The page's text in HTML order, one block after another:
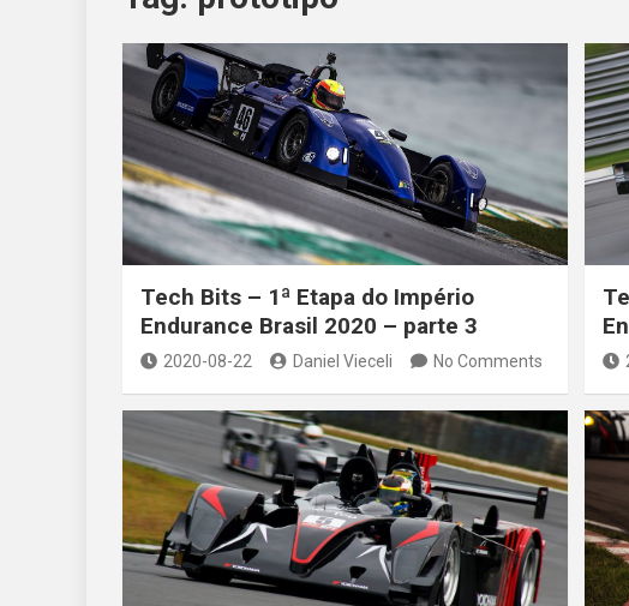
Tech Bits – 1ª Etapa do Império
Endurance Brasil 2020 – parte 3
2020-08-22 Daniel Vieceli No Comments